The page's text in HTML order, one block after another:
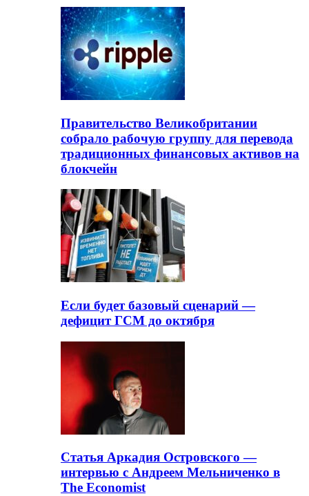
Правительство Великобритании
собрало рабочую группу для перевода
традиционных финансовых активов на
блокчейн
Если будет базовый сценарий —
дефицит ГСМ до октября
Статья Аркадия Островского —
интервью с Андреем Мельниченко в
The Economist